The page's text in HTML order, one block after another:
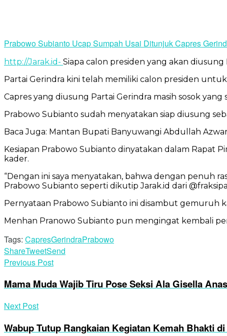
Prabowo Subianto Ucap Sumpah Usai Ditunjuk Capres
http://Jarak.id- Siapa calon presiden yang akan
Partai Gerindra kini telah memiliki calon presiden
Capres yang diusung Partai Gerindra masih sosok
Prabowo Subianto sudah menyatakan siap diusung
Baca Juga: Mantan Bupati Banyuwangi Abdullah
Kesiapan Prabowo Subianto dinyatakan dalam Rapat
kader.
“Dengan ini saya menyatakan, bahwa dengan penuh
Prabowo Subianto seperti dikutip Jarak.id dari
Pernyataan Prabowo Subianto ini disambut gemuruh
Menhan Pranowo Subianto pun mengingat kembali
Tags: CapresGerindraPrabowo
ShareTweetSend
Previous Post
Mama Muda Wajib Tiru Pose Seksi Ala Gisella
Next Post
Wabup Tutup Rangkaian Kegiatan Kemah Bhakti